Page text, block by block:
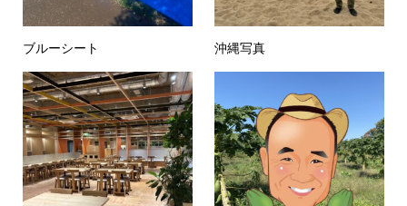
ブルーシート 沖縄写真